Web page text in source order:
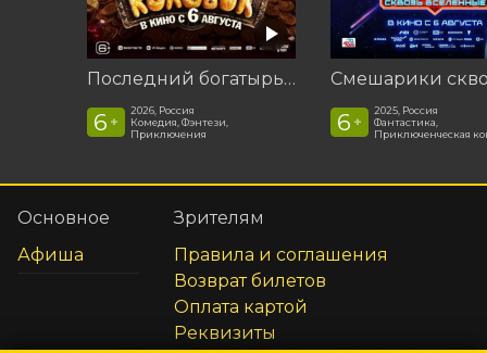
Последний богатырь. Колобок
6 +
2026, Россия
Комедия, Фэнтези,
Приключения
6 +
2025, Россия
Фантастика,
Приключенческая
Основное
Афиша
Зрителям
Правила и соглашения
Возврат билетов
Оплата картой
Реквизиты